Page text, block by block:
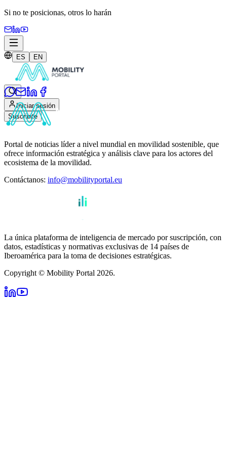
Si no te posicionas, otros lo harán
ES EN
Iniciar sesión
Suscribite
Portal de noticias líder a nivel mundial en movilidad sostenible, que
ofrece información estratégica y análisis clave para los actores del
ecosistema de la movilidad.
Contáctanos: info@mobilityportal.eu
La única plataforma de inteligencia de mercado por suscripción, con
datos, estadísticas y normativas exclusivas de 14 países de
Iberoamérica para la toma de decisiones estratégicas.
Copyright © Mobility Portal 2026.